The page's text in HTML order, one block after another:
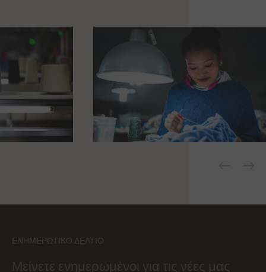
ΕΝΗΜΕΡΩΤΙΚΌ ΔΕΛΤΊΟ
Μείνετε ενημερωμένοι για τις νέες μας